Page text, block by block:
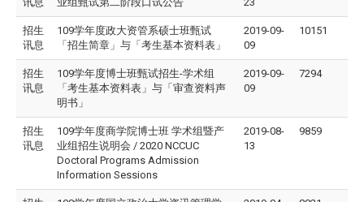
招生
讯息
109学年度政大资管系硕士班甄试
「招生简章」与「考生基本资料表」
2019-09-
09
10151
招生
讯息
109学年度博士班甄试招生-学术组
「考生基本资料表」与「审查资料声
明书」
2019-09-
09
7294
招生
讯息
109学年度商学院博士班 学术组暨产
业组招生说明会 / 2020 NCCUC
Doctoral Programs Admission
Information Sessions
2019-08-
13
9859